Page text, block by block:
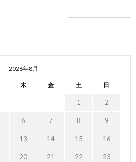
2026年8月
木 金 土 日
1 2
6 7 8 9
13 14 15 16
20 21 22 23